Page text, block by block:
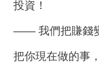
投資！
—— 我們把賺錢
把你現在做的事